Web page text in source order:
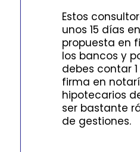
Estos
unos 15 días
propuesta en
los bancos y
debes contar
firma en
hipotecarios
ser bastante
de gestiones.